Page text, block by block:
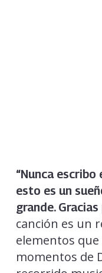
“Nunca
esto es un
grande.
canción es un
elementos
momentos de